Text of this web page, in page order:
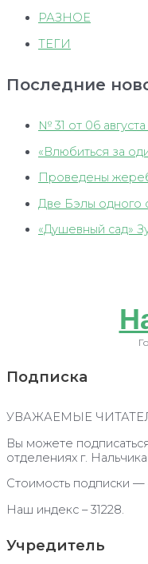
РАЗНОЕ
ТЕГИ
Последние
№ 31 от 06
«Влюбиться за
Проведены
Две Бэлы одного
«Душевный сад»
Подписка
УВАЖАЕМЫЕ
Вы можете
отделениях г.
Стоимость подписки —
Наш индекс – 31228.
Учредитель